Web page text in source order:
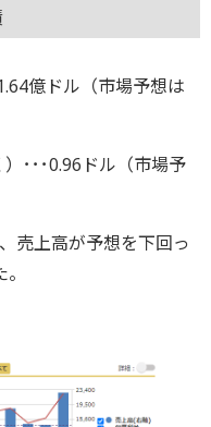
億ドル（市場予想は
･･･0.96ドル（市場予
売上高が予想を下回っ